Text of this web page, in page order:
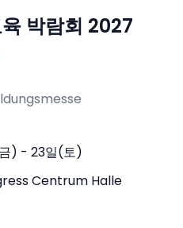
박람회 2027
) - 23일(토)
Centrum Halle